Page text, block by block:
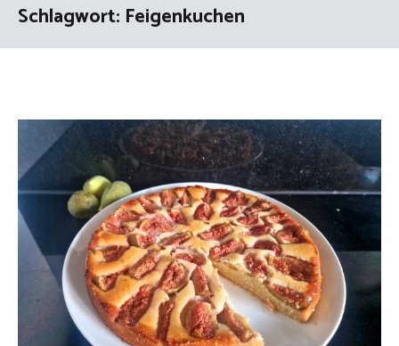
Schlagwort: Feigenkuchen